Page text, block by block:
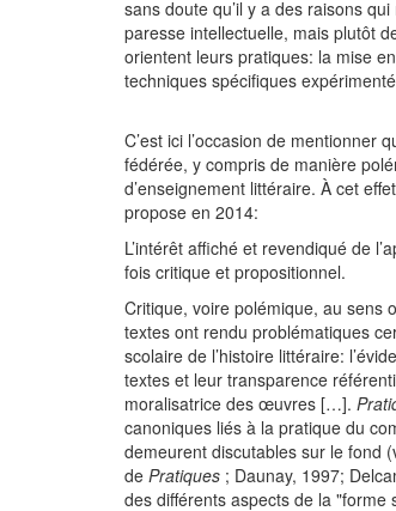
sans doute qu’il y a des raisons
paresse intellectuelle, mais plutôt
orientent leurs pratiques: la mise
techniques spécifiques
C’est ici l’occasion de mentionner
fédérée, y compris de manière
d’enseignement littéraire. À cet
propose en 2014:
L’intérêt affiché et revendiqué de
fois critique et propositionnel.
Critique, voire polémique, au sens
textes ont rendu problématiques
scolaire de l’histoire littéraire:
textes et leur transparence
moralisatrice des œuvres […].
canoniques liés à la pratique du
demeurent discutables sur le fond
de Pratiques ; Daunay, 1997;
des différents aspects de la